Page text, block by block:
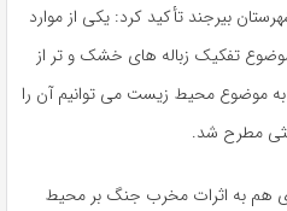
بیرجند تأکید کرد: یکی از موارد
تفکیک زباله های خشک و تر از
به موضوع محیط زیست می توانیم آن را
مطرح شد.
هم به اثرات مخرب جنگ بر محیط